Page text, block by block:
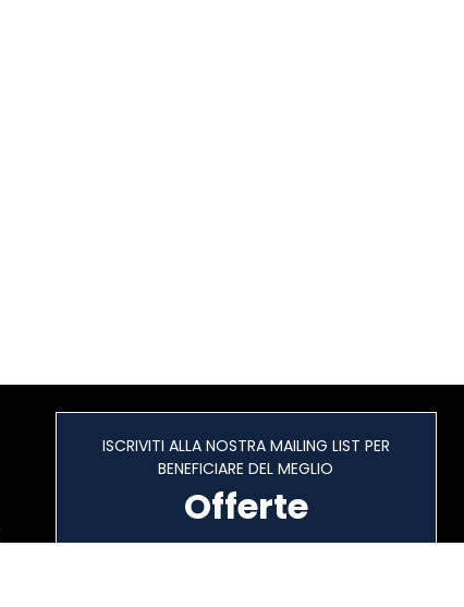
ISCRIVITI ALLA NOSTRA MAILING LIST PER
BENEFICIARE DEL MEGLIO
Offerte